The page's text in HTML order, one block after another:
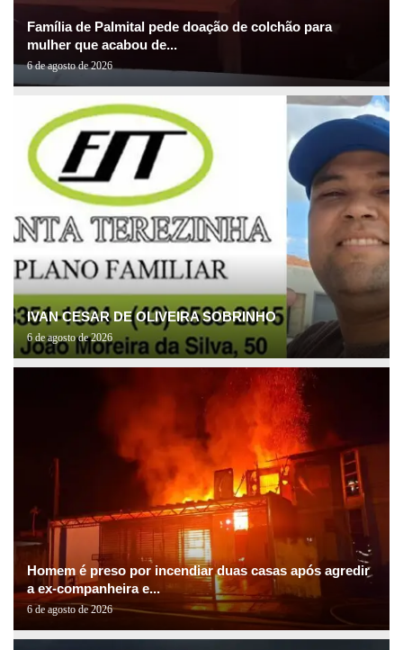
Família de Palmital pede doação de colchão para
mulher que acabou de...
6 de agosto de 2026
IVAN CESAR DE OLIVEIRA SOBRINHO
6 de agosto de 2026
Homem é preso por incendiar duas casas após agredir
a ex-companheira e...
6 de agosto de 2026